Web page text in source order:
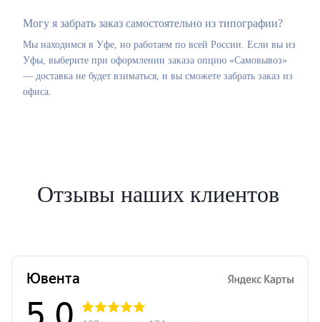
Могу я забрать заказ самостоятельно из типографии?
Мы находимся в Уфе, но работаем по всей России. Если вы из
Уфы, выберите при оформлении заказа опцию «Самовывоз»
— доставка не будет взиматься, и вы сможете забрать заказ из
офиса.
Отзывы наших клиентов